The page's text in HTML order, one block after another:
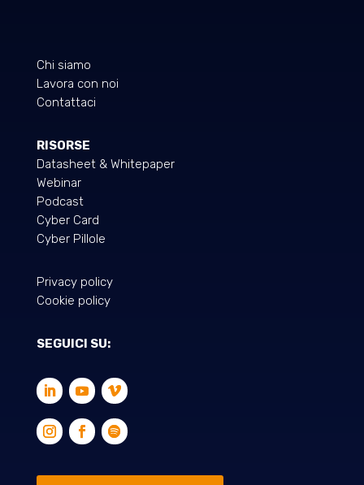
Chi siamo
Lavora con noi
Contattaci
RISORSE
Datasheet & Whitepaper
Webinar
Podcast
Cyber Card
Cyber Pillole
Privacy policy
Cookie policy
SEGUICI SU: